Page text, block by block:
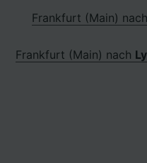
Frankfurt (Main) nach
Frankfurt (Main) nach